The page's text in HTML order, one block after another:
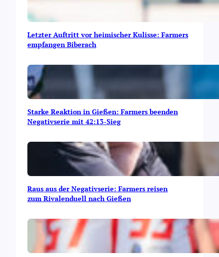
e
e
n
Letzter Auftritt vor heimischer Kulisse: Farmers
empfangen Biberach
Starke Reaktion in Gießen: Farmers beenden
Negativserie mit 42:13-Sieg
Raus aus der Negativserie: Farmers reisen
zum Rivalenduell nach Gießen